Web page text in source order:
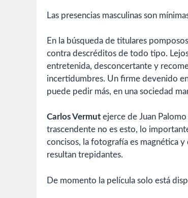
Las presencias masculinas son
En la búsqueda de titulares
contra descréditos de todo tipo.
entretenida, desconcertante y
incertidumbres. Un firme devenido
puede pedir más, en una sociedad
Carlos Vermut ejerce de Juan
trascendente no es esto, lo
concisos, la fotografía es magnética
resultan trepidantes.
De momento la película solo está